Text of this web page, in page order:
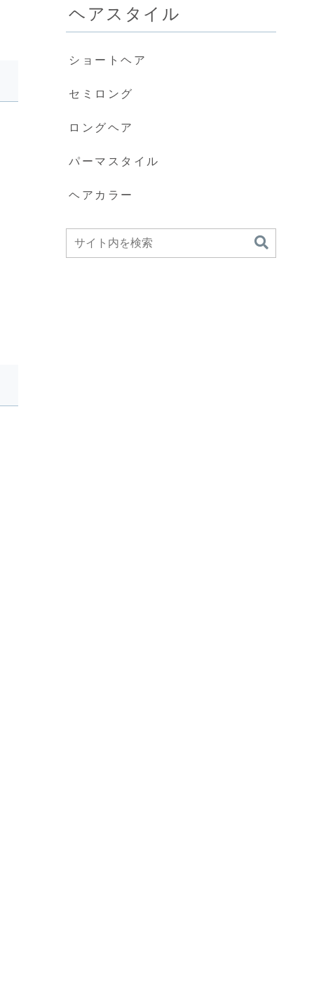
ヘアスタイル
ショートヘア
セミロング
ロングヘア
パーマスタイル
ヘアカラー